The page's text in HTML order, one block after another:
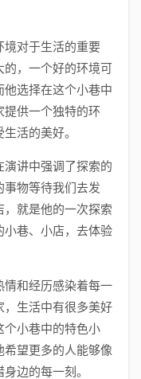
境对于生活的重要
的，一个好的环境可
选择在这个小巷中
提供一个独特的环
活的美好。
演讲中强调了探索的
事物等待我们去发
就是他的一次探索
小巷、小店，去体验
情和经历感染着每一
，生活中有很多美好
个小巷中的特色小
望更多的人能够像
边的每一刻。